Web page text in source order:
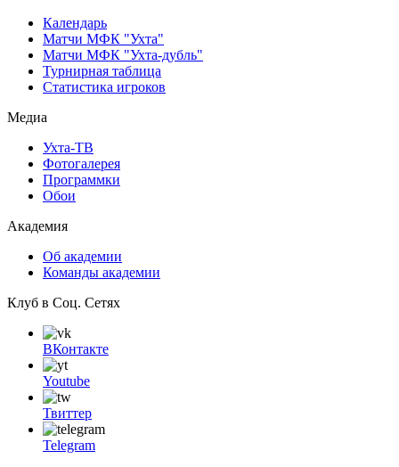
Календарь
Матчи МФК "Ухта"
Матчи МФК "Ухта-дубль"
Турнирная таблица
Статистика игроков
Медиа
Ухта-ТВ
Фотогалерея
Программки
Обои
Академия
Об академии
Команды академии
Клуб в Соц. Сетях
ВКонтакте
Youtube
Твиттер
Telegram